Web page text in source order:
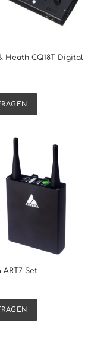
Heath CQ18T Digital
ART7 Set